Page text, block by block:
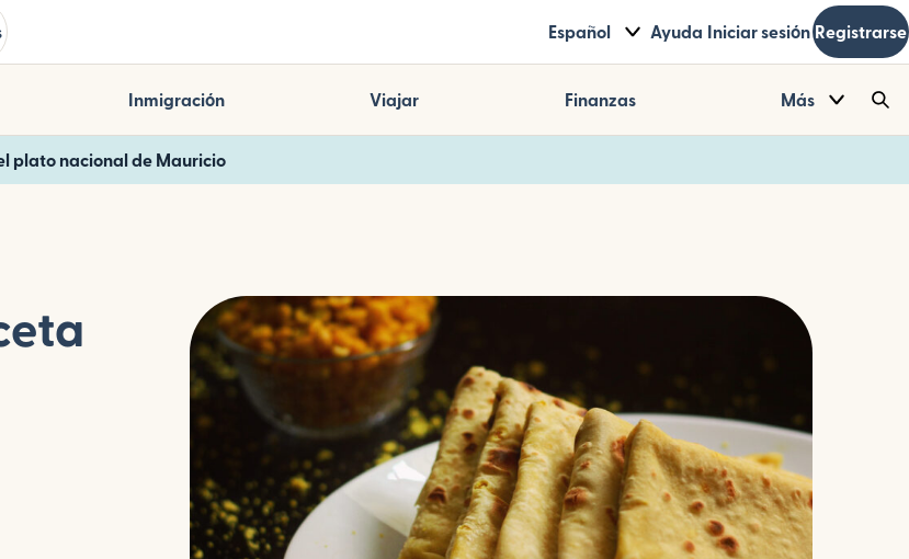
Español Ayuda Iniciar sesión Registrarse
Inmigración Viajar Finanzas Más
plato nacional de Mauricio